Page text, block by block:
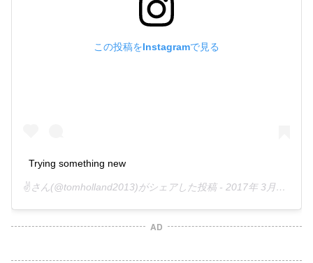
この投稿をInstagramで見る
Trying something new
✌️ さん(@tomholland2013)がシェアした投稿 - 2017年 3月月23日午後4時59分PDT
AD